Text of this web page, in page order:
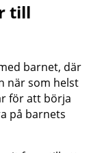
till
barnet, där
när som helst
för att börja
på barnets